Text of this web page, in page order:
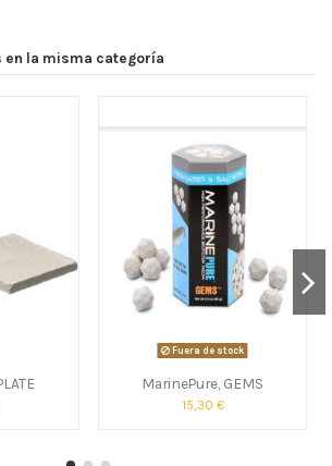
en la misma categoría
Fuera de stock
MarinePure, GEMS
15,30 €